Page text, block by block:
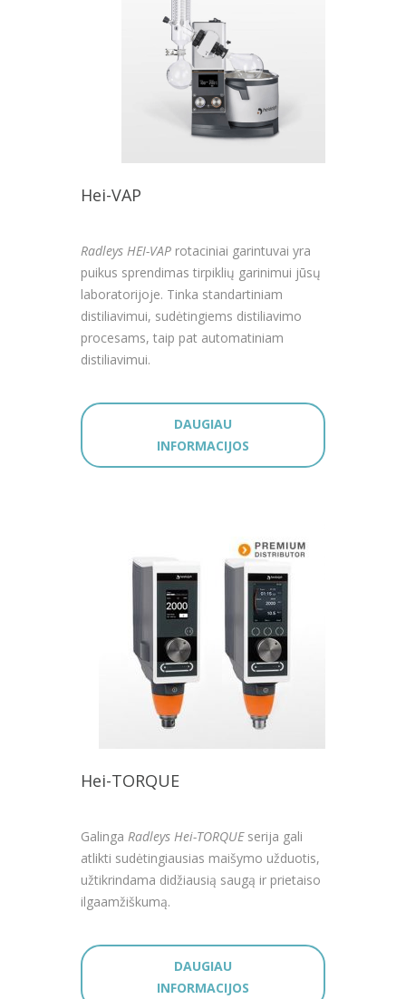
Hei-VAP
Radleys HEI-VAP rotaciniai garintuvai yra
puikus sprendimas tirpiklių garinimui jūsų
laboratorijoje. Tinka standartiniam
distiliavimui, sudėtingiems distiliavimo
procesams, taip pat automatiniam
distiliavimui.
DAUGIAU
INFORMACIJOS
Hei-TORQUE
Galinga Radleys Hei-TORQUEserija gali
atlikti sudėtingiausias maišymo užduotis,
užtikrindama didžiausią saugą ir prietaiso
ilgaamžiškumą.
DAUGIAU
INFORMACIJOS